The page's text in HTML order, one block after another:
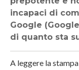
incapaci di
Google
di quanto sta
A leggere la